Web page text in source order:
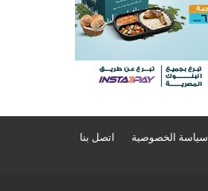
سياسة الخصوصية اتصل بنا